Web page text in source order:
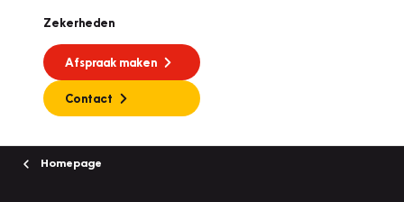
Zekerheden
Afspraak maken
Contact
Homepage